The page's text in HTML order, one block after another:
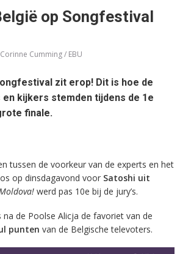
op Songfestival
Corinne Cumming / EBU
zit erop! Dit is hoe de
en kijkers stemden tijdens de 1e
finale.
tussen de voorkeur van de experts en het
op dinsdagavond voor Satoshi uit
werd pas 10e bij de jury’s.
na de Poolse Alicja de favoriet van de
punten van de Belgische televoters.